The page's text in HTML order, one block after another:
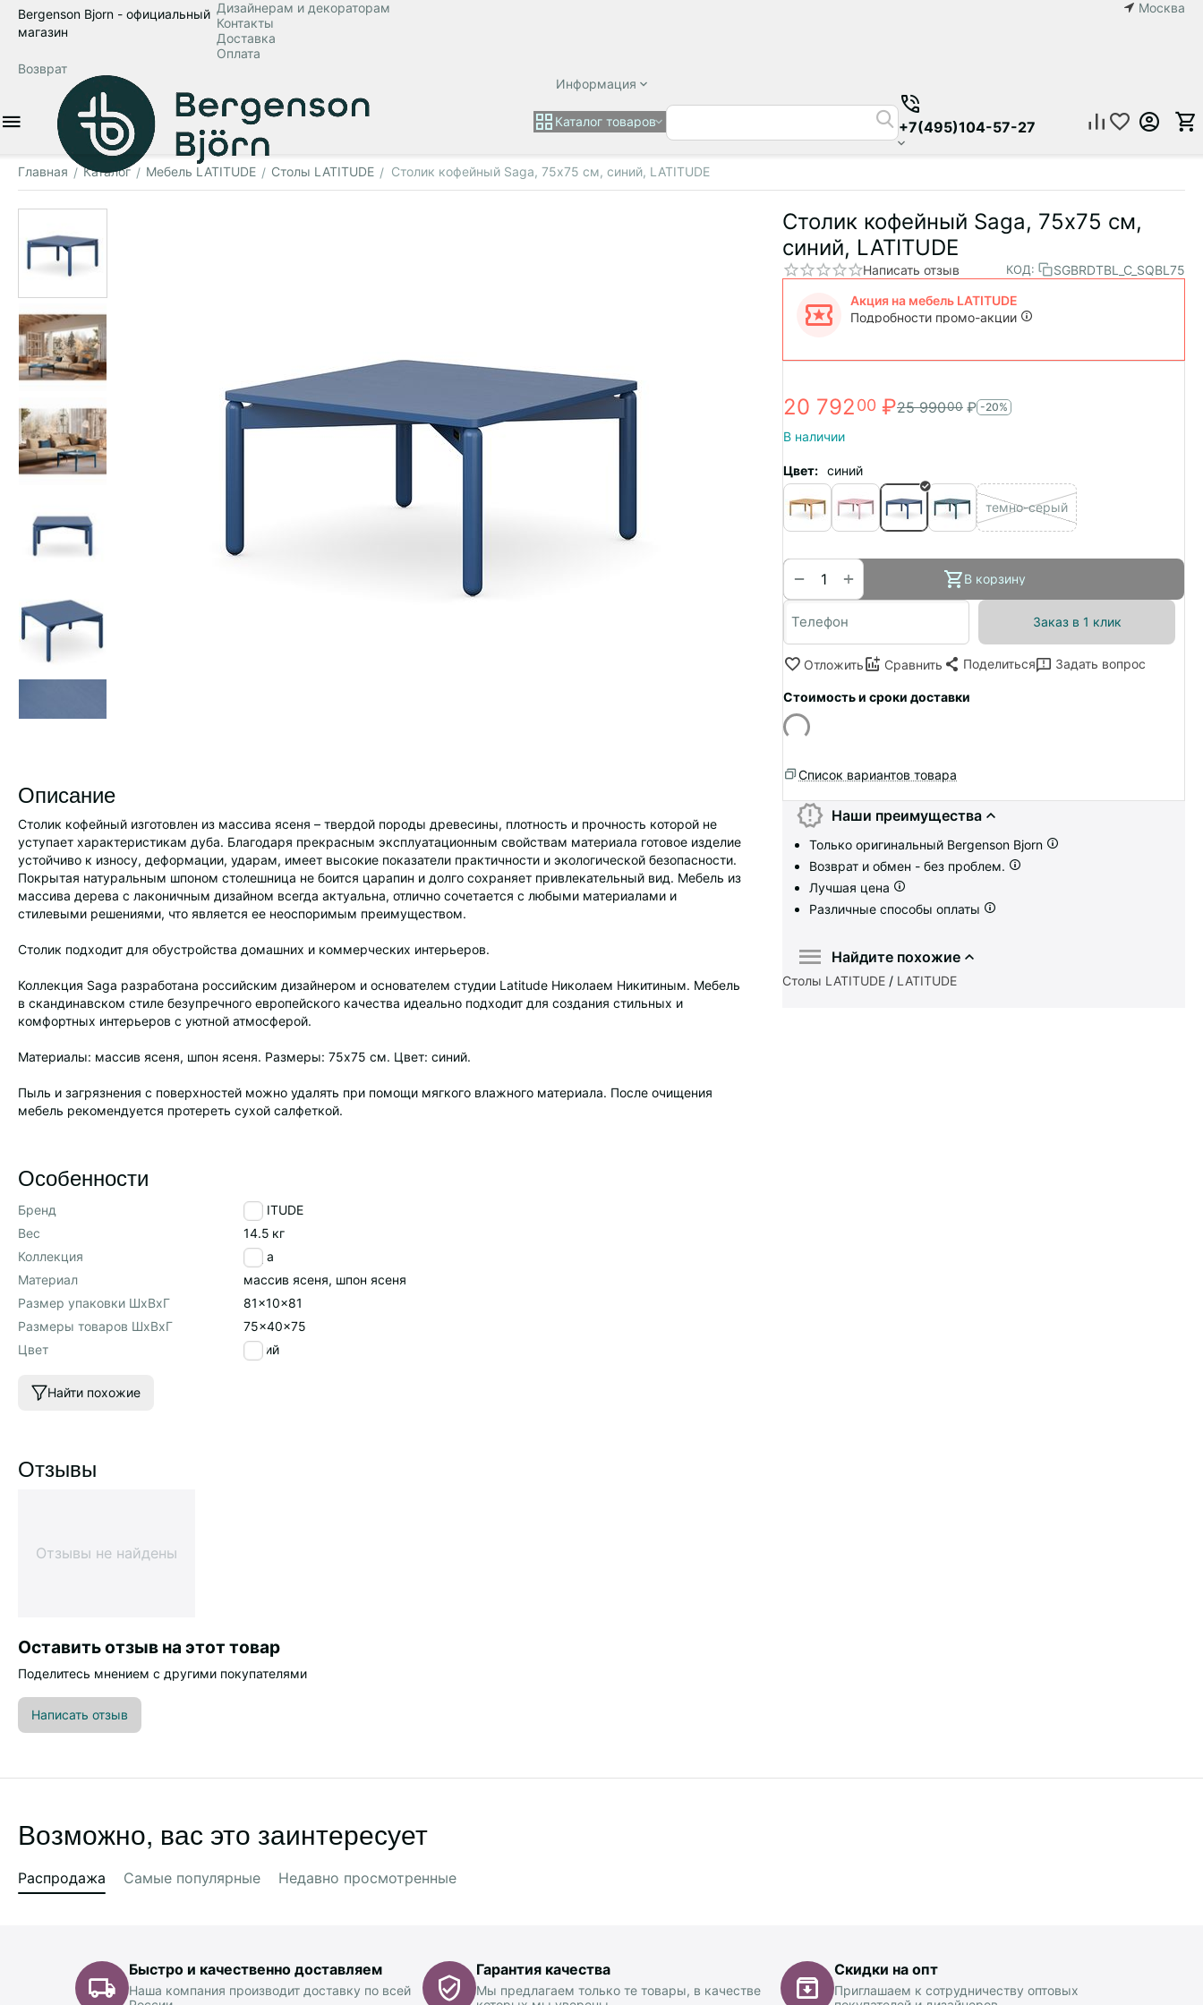
Bergenson Bjorn - официальный
магазин
Москва
Дизайнерам и декораторам
Контакты
Доставка
Оплата
Возврат
Информация
Каталог товаров +7(495)104-57-27
Главная / Каталог / Мебель LATITUDE / Столы LATITUDE / Столик кофейный Saga, 75х75 см, синий, LATITUDE
Столик кофейный Saga, 75х75 см,
синий, LATITUDE
Написать отзыв КОД: SGBRDTBL_C_SQBL75
Акция на мебель LATITUDE
Подробности промо-акции
20 79200 ₽25 99000 ₽ -20%
В наличии
Цвет: синий
темно-серый
+
− В корзину
Заказ в 1 клик
Отложить Сравнить Поделиться Задать вопрос
Стоимость и сроки доставки
Список вариантов товара
Наши преимущества
Только оригинальный Bergenson Bjorn
Возврат и обмен - без проблем.
Лучшая цена
Различные способы оплаты
Найдите похожие
Столы LATITUDE / LATITUDE
Описание
Cтолик кофейный изготовлен из массива ясеня – твердой породы древесины, плотность и прочность которой не
уступает характеристикам дуба. Благодаря прекрасным эксплуатационным свойствам материала готовое изделие
устойчиво к износу, деформации, ударам, имеет высокие показатели практичности и экологической безопасности.
Покрытая натуральным шпоном столешница не боится царапин и долго сохраняет привлекательный вид. Мебель из
массива дерева с лаконичным дизайном всегда актуальна, отлично сочетается с любыми материалами и
стилевыми решениями, что является ее неоспоримым преимуществом.
Столик подходит для обустройства домашних и коммерческих интерьеров.
Коллекция Saga разработана российским дизайнером и основателем студии Latitude Николаем Никитиным. Мебель
в скандинавском стиле безупречного европейского качества идеально подходит для создания стильных и
комфортных интерьеров с уютной атмосферой.
Материалы: массив ясеня, шпон ясеня. Размеры: 75х75 см. Цвет: синий.
Пыль и загрязнения с поверхностей можно удалять при помощи мягкого влажного материала. После очищения
мебель рекомендуется протереть сухой салфеткой.
Особенности
Бренд
LATITUDE
Вес
14.5 кг
Коллекция
Saga
Материал
массив ясеня, шпон ясеня
Размер упаковки ШхВхГ
81x10x81
Размеры товаров ШхВхГ
75x40x75
Цвет
синий
Найти похожие
Отзывы
Отзывы не найдены
Оставить отзыв на этот товар
Поделитесь мнением с другими покупателями
Написать отзыв
Возможно, вас это заинтересует
Распродажа Самые популярные Недавно просмотренные
Быстро и качественно доставляем
Наша компания производит доставку по всей
Гарантия качества
Мы предлагаем только те товары, в качестве
Скидки на опт
Приглашаем к сотрудничеству оптовых